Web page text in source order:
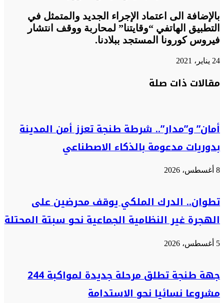
بالإضافة الى اعتماد الإجراء الجديد والمتمثل في
التطبيق الهاتفي “وقايتنا” لمحاربة ووقف انتشار
فيروس كورونا المستجد ببلادنا.
24 يناير، 2021
عبر
البريد
مقالات ذات صلة
أمان” و”مدار”.. شرطة طنجة تعزز أمن المدينة
بدوريات مدعومة بالذكاء الاصطناعي
8 أغسطس، 2026
تطوان.. الدرك الملكي يوقف محرضين على
الهجرة غير النظامية الجماعية نحو سبتة المحتلة
5 أغسطس، 2026
جهة طنجة تطلق مرحلة جديدة لمواكبة 244
مشروعا نسائيا نحو الاستدامة